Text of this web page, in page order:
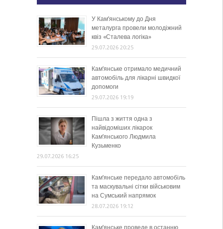
У Кам’янському до Дня
металурга провели молодіжний
квіз «Сталева логіка»
29.07.2026 20:25
Кам’янське отримало медичний
автомобіль для лікарні швидкої
допомоги
29.07.2026 19:19
Пішла з життя одна з
найвідоміших лікарок
Кам’янського Людмила
Кузьменко
29.07.2026 16:25
Кам’янське передало автомобіль
та маскувальні сітки військовим
на Сумський напрямок
28.07.2026 19:12
Кам’янське проведе в останню